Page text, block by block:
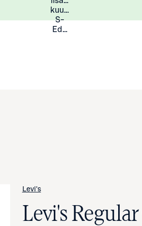
kuukauden
S-
Eduista
Levi's
Levi's